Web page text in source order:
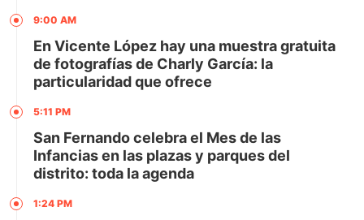
9:00 AM
En Vicente López hay una muestra gratuita
de fotografías de Charly García: la
particularidad que ofrece
5:11 PM
San Fernando celebra el Mes de las
Infancias en las plazas y parques del
distrito: toda la agenda
1:24 PM